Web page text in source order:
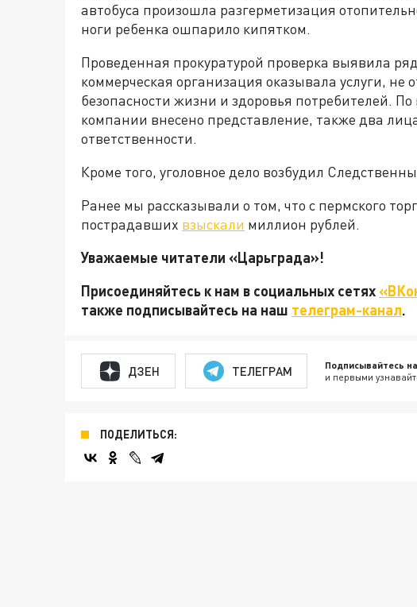
автобуса произошла разгерметизация
ноги ребенка ошпарило кипятком.
Проведенная прокуратурой проверка выявила
коммерческая организация оказывала услуги,
безопасности жизни и здоровья потребителей.
компании внесено представление, также два
ответственности.
Кроме того, уголовное дело возбудил
Ранее мы рассказывали о том, что с пермского
пострадавших взыскали миллион рублей.
Уважаемые читатели «Царьграда»!
Присоединяйтесь к нам в социальных сетях
также подписывайтесь на наш телеграм-канал.
ДЗЕН ТЕЛЕГРАМ Подписывайтесь
и первыми
ПОДЕЛИТЬСЯ: